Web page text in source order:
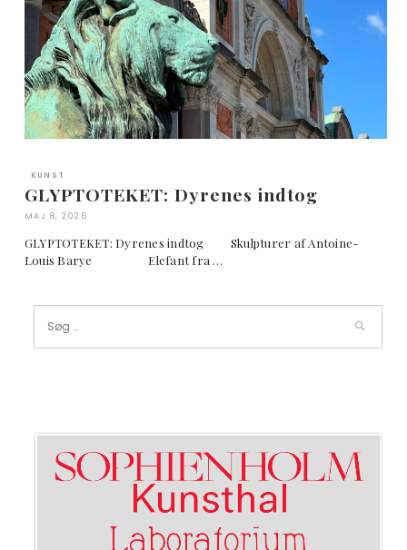
KUNST
GLYPTOTEKET: Dyrenes indtog
MAJ 8, 2026
GLYPTOTEKET: Dyrenes indtog Skulpturer af Antoine-
Louis Barye Elefant fra …